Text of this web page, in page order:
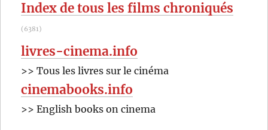
Index de tous les films chroniqués
(6381)
livres-cinema.info
>> Tous les livres sur le cinéma
cinemabooks.info
>> English books on cinema